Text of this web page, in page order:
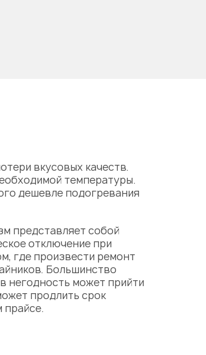
вкусовых качеств.
температуры.
дешевле подогревания
представляет собой
отключение при
где произвести ремонт
Большинство
негодность может прийти
продлить срок